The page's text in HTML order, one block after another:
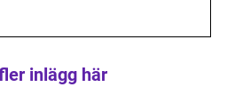
inlägg här